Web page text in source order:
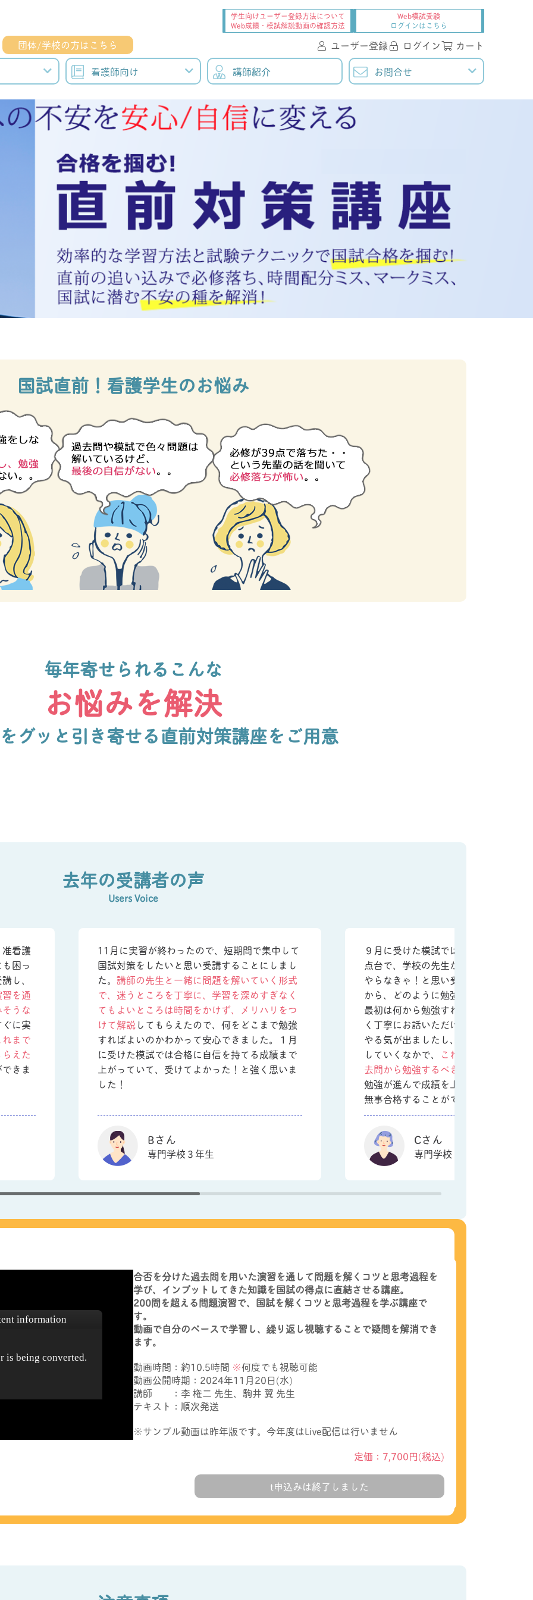
団体/学校の方はこちら
学生向けユーザー登録方法について
Web成績・模試解説動画の確認方法
Web模試受験
ログインはこちら
ユーザー登録 ログイン
カート
看護師向け
講師紹介 お問合せ
国試直前！看護学生のお悩み
毎年寄せられるこんな
お悩みを解決
グッと引き寄せる直前対策講座をご用意
去年の受講者の声
Users Voice
看護
困っ
し、
を通
うな
に実
まで
えた
きま
11月に実習が終わったので、短期間で集中して
国試対策をしたいと思い受講することにしまし
た。 講師の先生と一緒に問題を解いていく形式
で、迷うところを丁寧に、学習を深めすぎなく
てもよいところは時間をかけず、メリハリをつ
けて解説してもらえたので、何をどこまで勉強
すればよいのかわかって安心できました。１月
に受けた模試では合格に自信を持てる成績まで
上がっていて、受けてよかった！と強く思いま
した！
Bさん
専門学校３年生
９月に受けた模試では必修20点台、
点台で、学校の先生からも叱られたの
やらなきゃ！と思い受講しました。国
から、どのように勉強を進めていけば
最初は何から勉強すればよいかまでな
く丁寧にお話いただけたおかげで勉強
やる気が出ましたし、問題演習を先生
していくなかで、 これまで受けてきた
去問から勉強するべきこともわかり
勉強が進んで成績を上がっていき、国
無事合格することができました！
Cさん
専門学校３年生
合否を分けた過去問を用いた演習を通して問題を解くコツと思考過程を
学び、インプットしてきた知識を国試の得点に直結させる講座。
200問を超える問題演習で、国試を解くコツと思考過程を学ぶ講座で
す。
動画で自分のペースで学習し、繰り返し視聴することで疑問を解消でき
ます。
動画時間：約10.5時間 ※何度でも視聴可能
動画公開時期：2024年11月20日(水)
講師 ：李 権二 先生、駒井 翼 先生
テキスト：順次発送
※サンプル動画は昨年版です。今年度はLive配信は行いません
定価：7,700円(税込)
t申込みは終了しました